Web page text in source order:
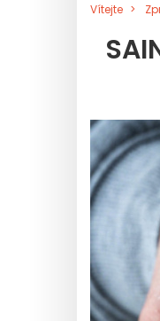
Vítejte